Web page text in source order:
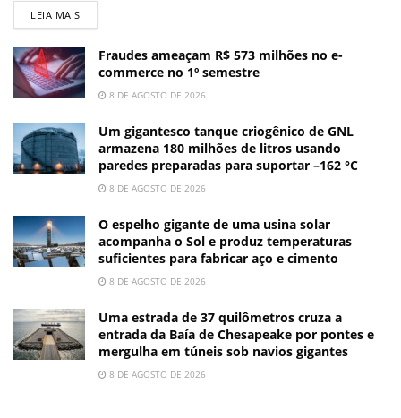
LEIA MAIS
Fraudes ameaçam R$ 573 milhões no e-
commerce no 1º semestre
8 DE AGOSTO DE 2026
Um gigantesco tanque criogênico de GNL
armazena 180 milhões de litros usando
paredes preparadas para suportar –162 °C
8 DE AGOSTO DE 2026
O espelho gigante de uma usina solar
acompanha o Sol e produz temperaturas
suficientes para fabricar aço e cimento
8 DE AGOSTO DE 2026
Uma estrada de 37 quilômetros cruza a
entrada da Baía de Chesapeake por pontes e
mergulha em túneis sob navios gigantes
8 DE AGOSTO DE 2026